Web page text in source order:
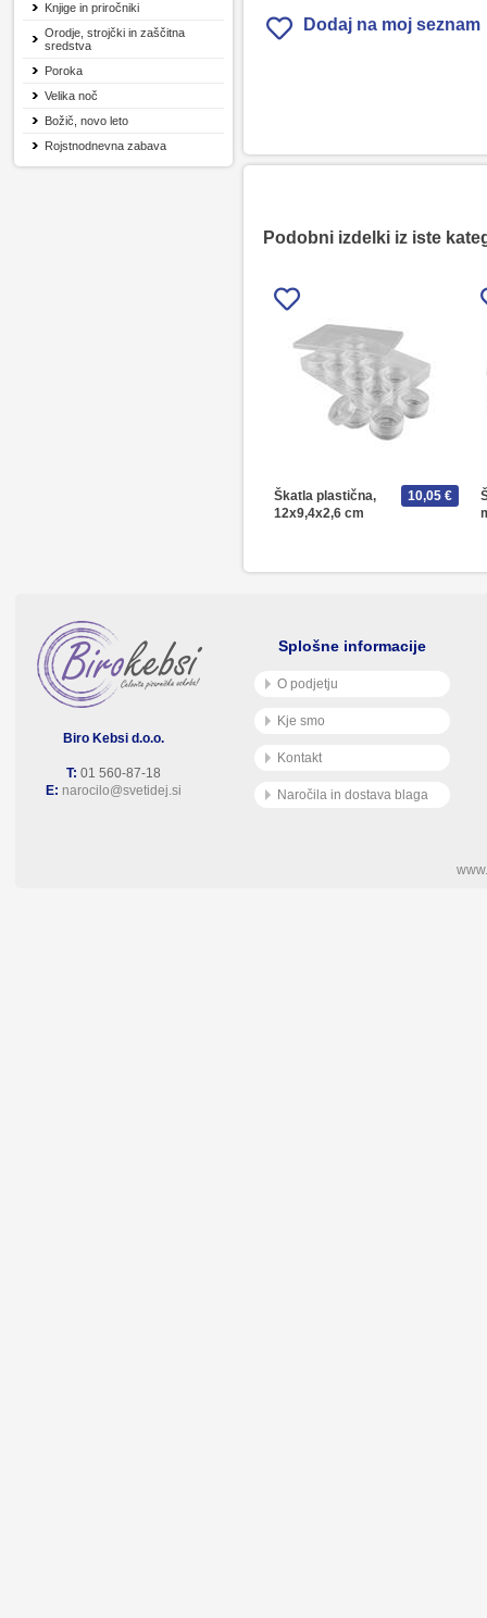
Knjige in priročniki
Orodje, strojčki in zaščitna
sredstva
Poroka
Velika noč
Božič, novo leto
Rojstnodnevna zabava
Dodaj na moj seznam
Podobni izdelki iz iste
Škatla plastična,
12x9,4x2,6 cm
10,05 €
Biro Kebsi d.o.o.
T: 01 560-87-18
E: narocilo@svetidej.si
Splošne informacije
O podjetju
Kje smo
Kontakt
Naročila in dostava blaga